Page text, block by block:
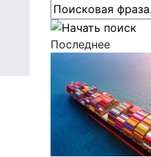
Последнее